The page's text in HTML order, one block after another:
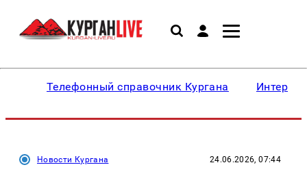
Телефонный справочник Кургана
Новости Кургана 24.06.2026, 07:44